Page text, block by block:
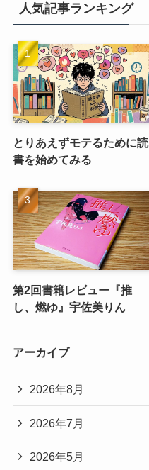
人気記事ランキング
とりあえずモテるために読
書を始めてみる
第2回書籍レビュー『推
し、燃ゆ』宇佐美りん
アーカイブ
2026年8月
2026年7月
2026年5月